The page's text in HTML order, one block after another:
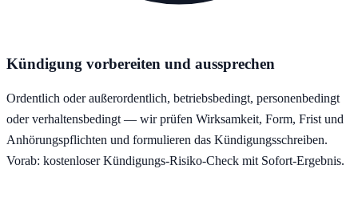
Kündigung vorbereiten und aussprechen
Ordentlich oder außerordentlich, betriebsbedingt, personenbedingt
oder verhaltensbedingt — wir prüfen Wirksamkeit, Form, Frist und
Anhörungspflichten und formulieren das Kündigungsschreiben.
Vorab: kostenloser Kündigungs-Risiko-Check mit Sofort-Ergebnis.